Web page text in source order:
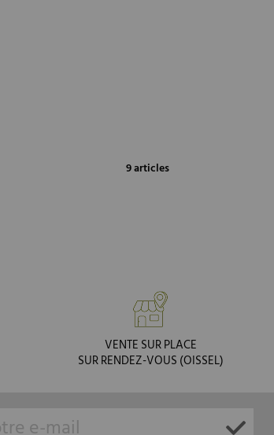
9 articles
VENTE SUR PLACE
SUR RENDEZ-VOUS (OISSEL)